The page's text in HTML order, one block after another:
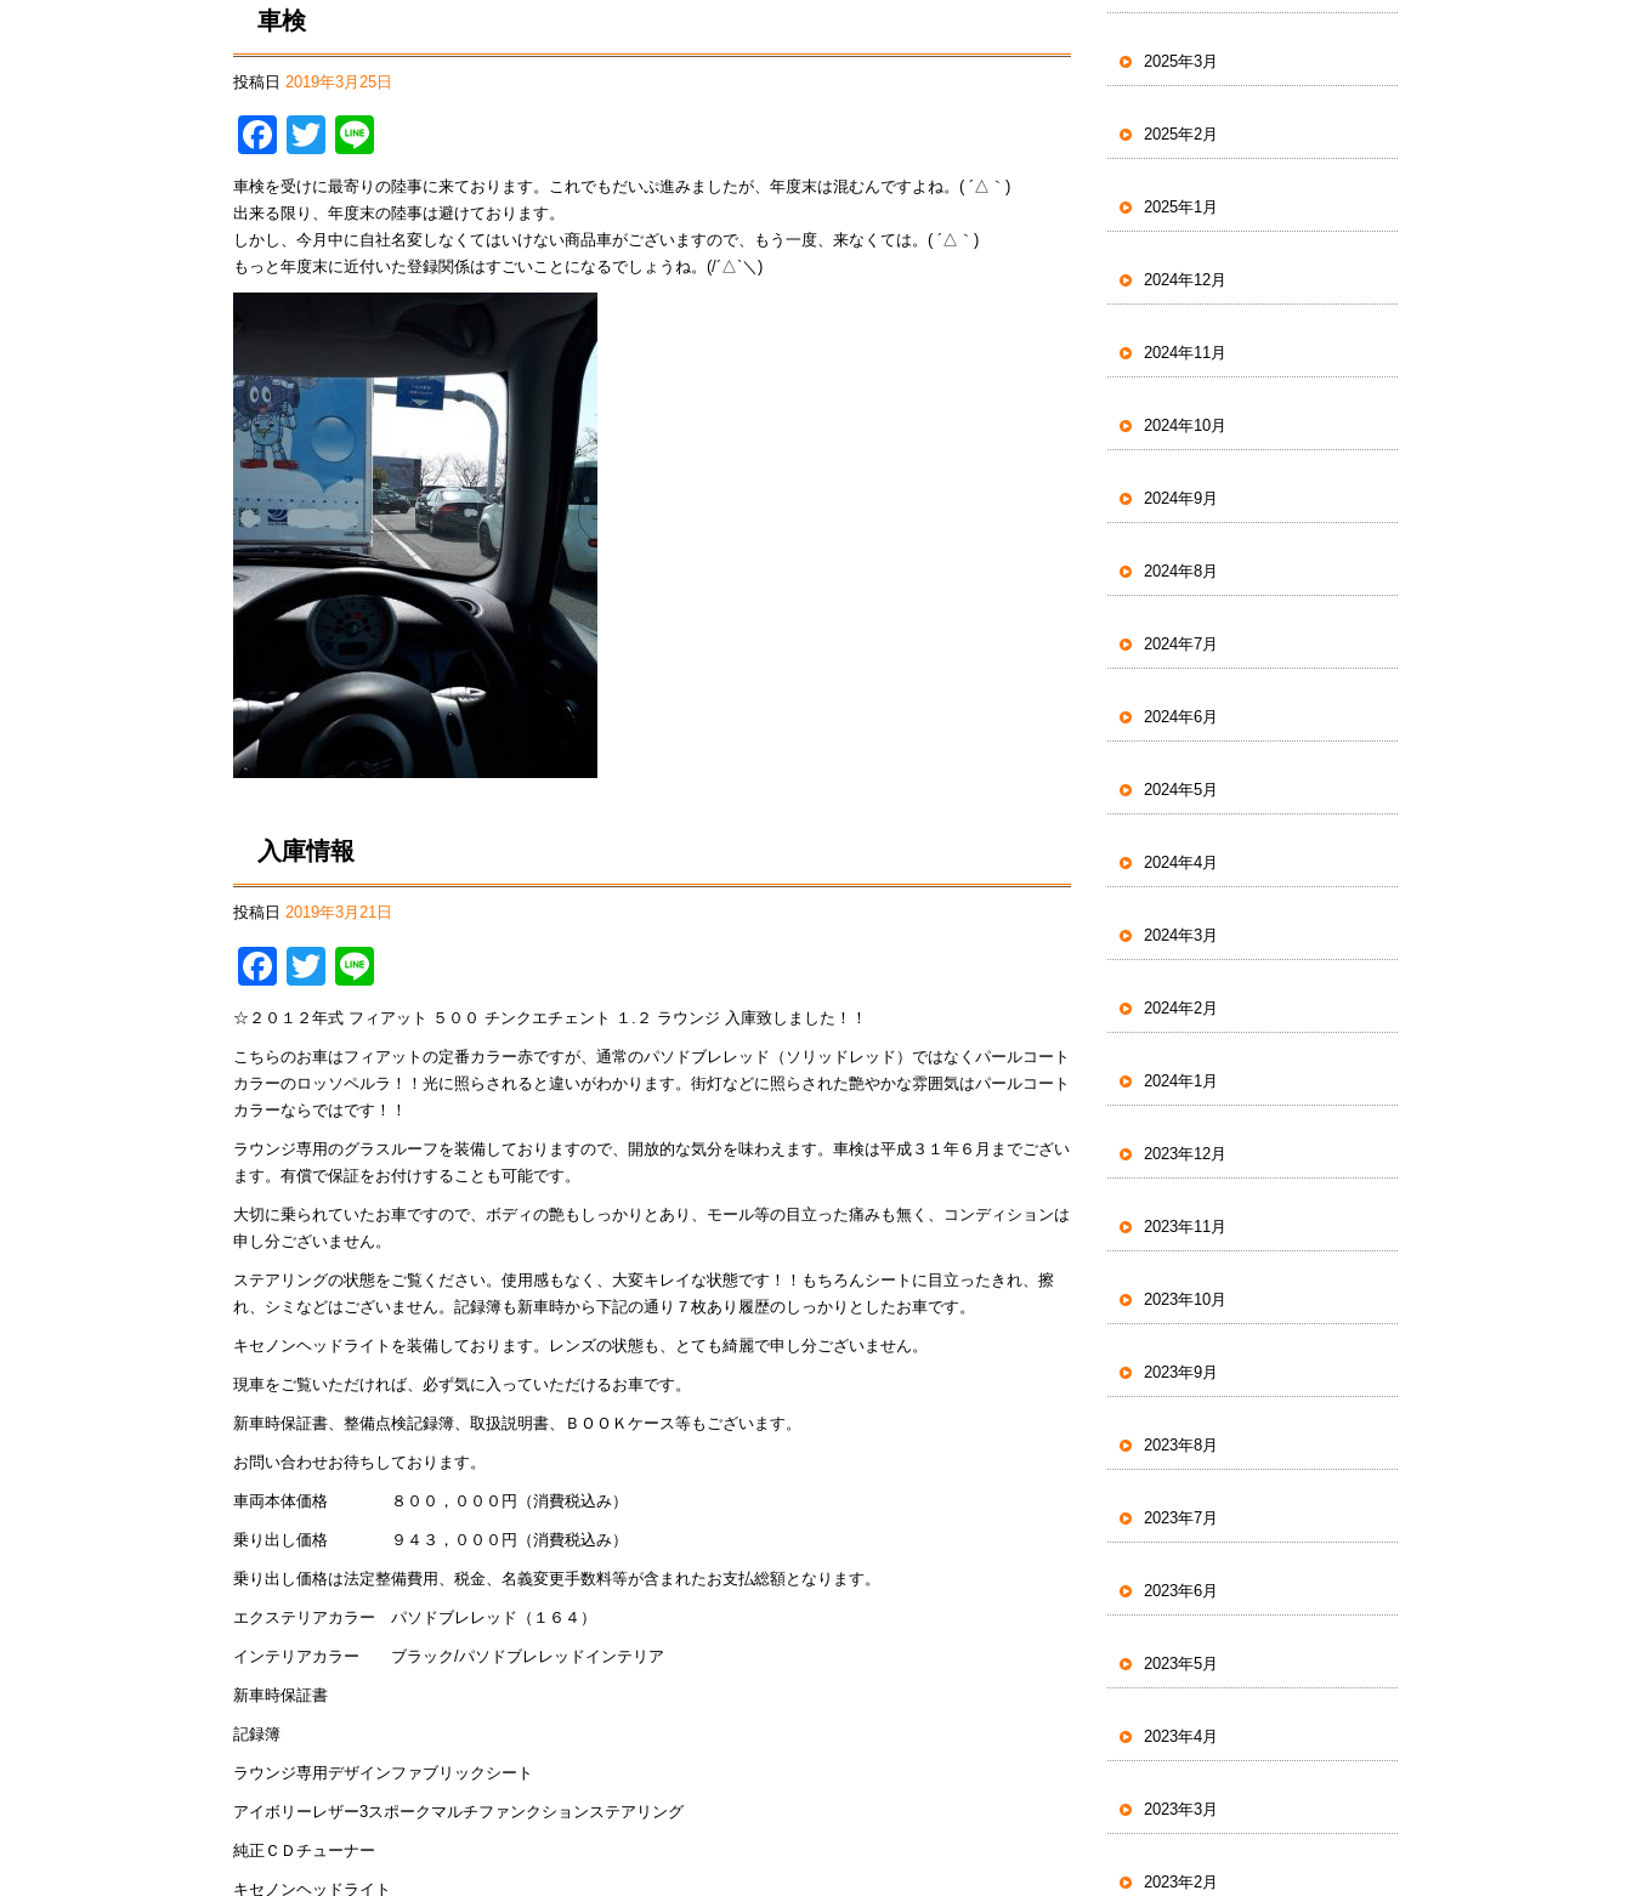
車検
投稿日 2019年3月25日
Facebook
Twitter
車検を受けに最寄りの陸事に来ております。これでもだいぷ進みましたが、年度末は混むんですよね。( ´△｀)
出来る限り、年度末の陸事は避けております。
しかし、今月中に自社名変しなくてはいけない商品車がございますので、もう一度、来なくては。( ´△｀)
もっと年度末に近付いた登録関係はすごいことになるでしょうね。(/´△`＼)
入庫情報
投稿日 2019年3月21日
Facebook
Twitter
☆２０１２年式 フィアット ５００ チンクエチェント １.２ ラウンジ 入庫致しました！！
こちらのお車はフィアットの定番カラー赤ですが、通常のパソドブレレッド（ソリッドレッド）ではなくパールコート
カラーのロッソペルラ！！光に照らされると違いがわかります。街灯などに照らされた艶やかな雰囲気はパールコート
カラーならではです！！
ラウンジ専用のグラスルーフを装備しておりますので、開放的な気分を味わえます。車検は平成３１年６月までござい
ます。有償で保証をお付けすることも可能です。
大切に乗られていたお車ですので、ボディの艶もしっかりとあり、モール等の目立った痛みも無く、コンディションは
申し分ございません。
ステアリングの状態をご覧ください。使用感もなく、大変キレイな状態です！！もちろんシートに目立ったきれ、擦
れ、シミなどはございません。記録簿も新車時から下記の通り７枚あり履歴のしっかりとしたお車です。
キセノンヘッドライトを装備しております。レンズの状態も、とても綺麗で申し分ございません。
現車をご覧いただければ、必ず気に入っていただけるお車です。
新車時保証書、整備点検記録簿、取扱説明書、ＢＯＯＫケース等もございます。
お問い合わせお待ちしております。
車両本体価格 ８００，０００円（消費税込み）
乗り出し価格 ９４３，０００円（消費税込み）
乗り出し価格は法定整備費用、税金、名義変更手数料等が含まれたお支払総額となります。
エクステリアカラー パソドブレレッド（１６４）
インテリアカラー ブラック/パソドブレレッドインテリア
新車時保証書
記録簿
ラウンジ専用デザインファブリックシート
アイボリーレザー3スポークマルチファンクションステアリング
純正ＣＤチューナー
キセノンヘッドライト
2025年3月
2025年2月
2025年1月
2024年12月
2024年11月
2024年10月
2024年9月
2024年8月
2024年7月
2024年6月
2024年5月
2024年4月
2024年3月
2024年2月
2024年1月
2023年12月
2023年11月
2023年10月
2023年9月
2023年8月
2023年7月
2023年6月
2023年5月
2023年4月
2023年3月
2023年2月